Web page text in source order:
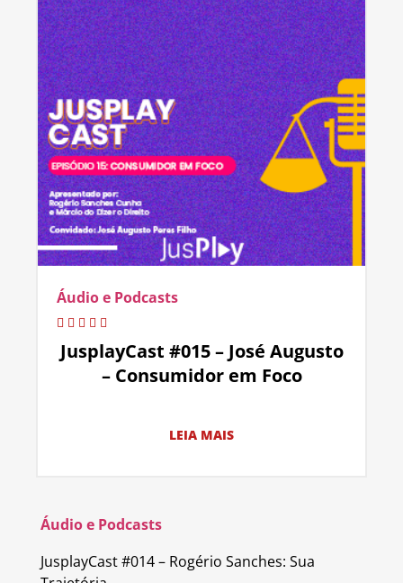
Áudio e Podcasts
JusplayCast #015 – José Augusto
– Consumidor em Foco
LEIA MAIS
Áudio e Podcasts
JusplayCast #014 – Rogério Sanches: Sua